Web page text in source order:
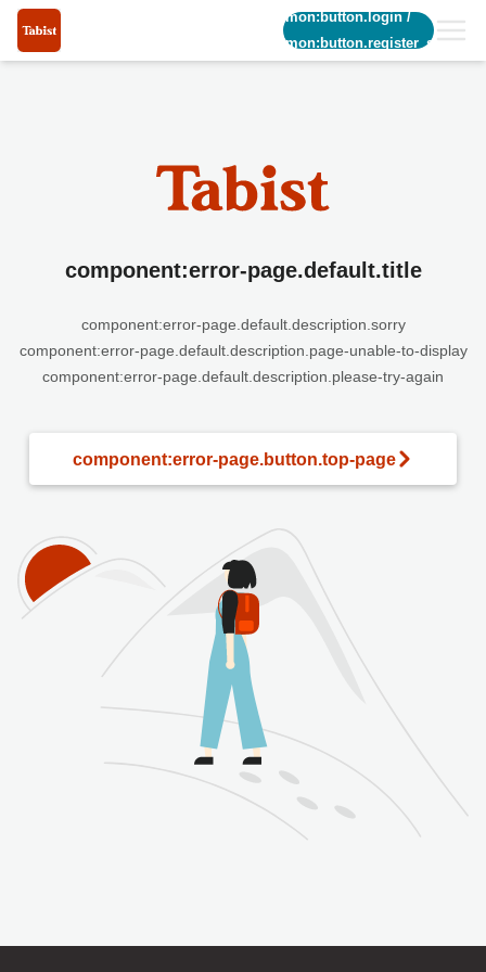
common:button.login/
common:button.register_short
component:error-page.default.title
component:error-page.default.description.sorry
component:error-page.default.description.page-unable-to-display
component:error-page.default.description.please-try-again
component:error-page.button.top-page